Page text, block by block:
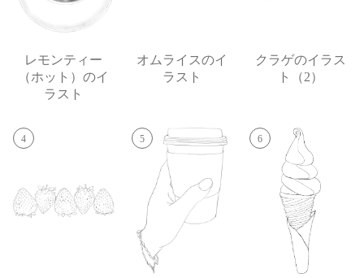
レモンティー
（ホット）のイ
ラスト
オムライスのイ
ラスト
クラゲのイラス
ト（2）
4 5 6